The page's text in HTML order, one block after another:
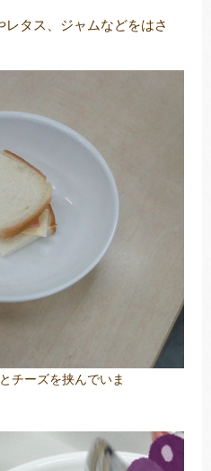
DIDIM
タス、ジャムなどをはさ
チーズを挟んでいま
。